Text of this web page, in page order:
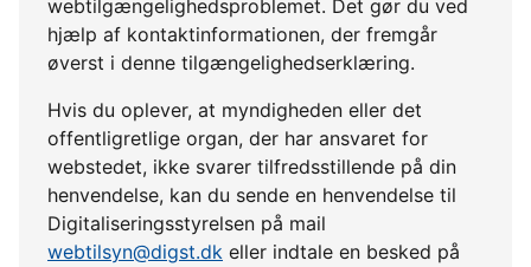
webtilgængelighedsproblemet. Det gør du ved
hjælp af kontaktinformationen, der fremgår
øverst i denne tilgængelighedserklæring.
Hvis du oplever, at myndigheden eller det
offentligretlige organ, der har ansvaret for
webstedet, ikke svarer tilfredsstillende på din
henvendelse, kan du sende en henvendelse til
Digitaliseringsstyrelsen på mail
webtilsyn@digst.dk eller indtale en besked på